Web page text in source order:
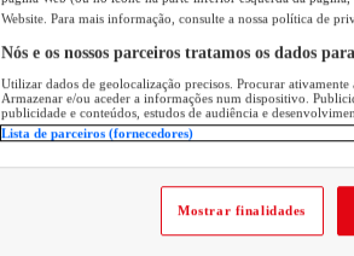
Website. Para mais informação, consulte a nossa política de
Nós e os nossos parceiros tratamos os dados
Utilizar dados de geolocalização precisos. Procurar
Armazenar e/ou aceder a informações num dispositivo.
publicidade e conteúdos, estudos de audiência e
Lista de parceiros (fornecedores)
Mostrar finalidades